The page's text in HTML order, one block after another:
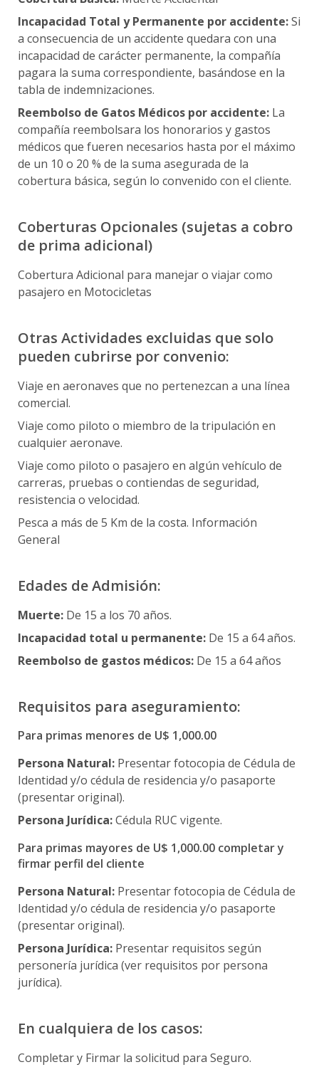
Seguros para Automóvil
Seguros de Vida y Accidentes
Seguros de Incendio
Seguros de Daños
Fianzas
Seguros de Personas
Folletos para presentar Reclamos
Notificá Tu Reclamo
Consultá Y/O completa Tu Reclamo
Seguros Domiciliar
Telepagos
Activar Débito Automático
Cobertura Desempleo
Consejos antes fuertes lluvias
Donde hacer uso de tu poliza
Talleres Autorizados
Planes Dentales
Incapacidad Total y Permanente por accidente:Si
a consecuencia de un accidente quedara con una
incapacidad de carácter permanente, la compañía
pagara la suma correspondiente, basándose en la
tabla de indemnizaciones.
Reembolso de Gatos Médicos por accidente: La
compañía reembolsara los honorarios y gastos
médicos que fueren necesarios hasta por el máximo
de un 10 o 20 % de la suma asegurada de la
cobertura básica, según lo convenido con el cliente.
Coberturas Opcionales (sujetas a cobro
de prima adicional)
Cobertura Adicional para manejar o viajar como
pasajero en Motocicletas
Otras Actividades excluidas que solo
pueden cubrirse por convenio:
Viaje en aeronaves que no pertenezcan a una línea
comercial.
Viaje como piloto o miembro de la tripulación en
cualquier aeronave.
Viaje como piloto o pasajero en algún vehículo de
carreras, pruebas o contiendas de seguridad,
resistencia o velocidad.
Pesca a más de 5 Km de la costa. Información
General
Edades de Admisión:
Muerte: De 15 a los 70 años.
Incapacidad total u permanente: De 15 a 64 años.
Reembolso de gastos médicos: De 15 a 64 años
Requisitos para aseguramiento:
Para primas menores de U$ 1,000.00
Persona Natural: Presentar fotocopia de Cédula de
Identidad y/o cédula de residencia y/o pasaporte
(presentar original).
Persona Jurídica:Cédula RUC vigente.
Para primas mayores de U$ 1,000.00 completar y
firmar perfil del cliente
Persona Natural: Presentar fotocopia de Cédula de
Identidad y/o cédula de residencia y/o pasaporte
(presentar original).
Persona Jurídica: Presentar requisitos según
personería jurídica (ver requisitos por persona
jurídica).
En cualquiera de los casos:
Completar y Firmar la solicitud para Seguro.